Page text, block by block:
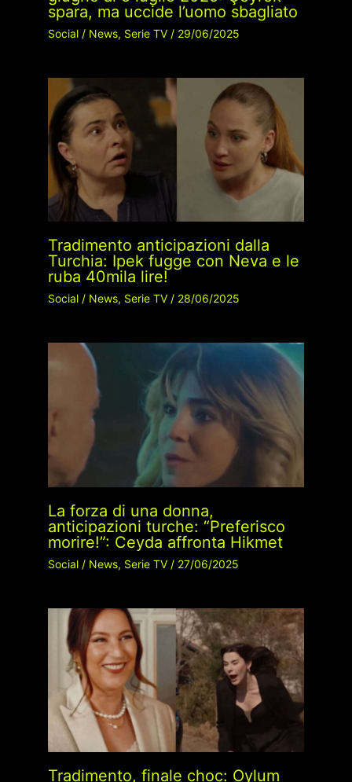
spara, ma uccide l’uomo sbagliato
Social/ News, Serie TV/ 29/06/2025
Tradimento anticipazioni dalla
Turchia: Ipek fugge con Neva e le
ruba 40mila lire!
Social/ News, Serie TV/ 28/06/2025
La forza di una donna,
anticipazioni turche: “Preferisco
morire!”: Ceyda affronta Hikmet
Social/ News, Serie TV/ 27/06/2025
Tradimento, finale choc: Oylum